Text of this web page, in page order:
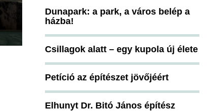
Dunapark: a park, a város belép a
házba!
Csillagok alatt – egy kupola új élete
Petíció az építészet jövőjéért
Elhunyt Dr. Bitó János építész